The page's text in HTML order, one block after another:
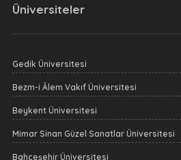
Üniversiteler
Gedik Üniversitesi
Bezm-i Âlem Vakıf Üniversitesi
Beykent Üniversitesi
Mimar Sinan Güzel Sanatlar Üniversitesi
Bahçeşehir Üniversitesi